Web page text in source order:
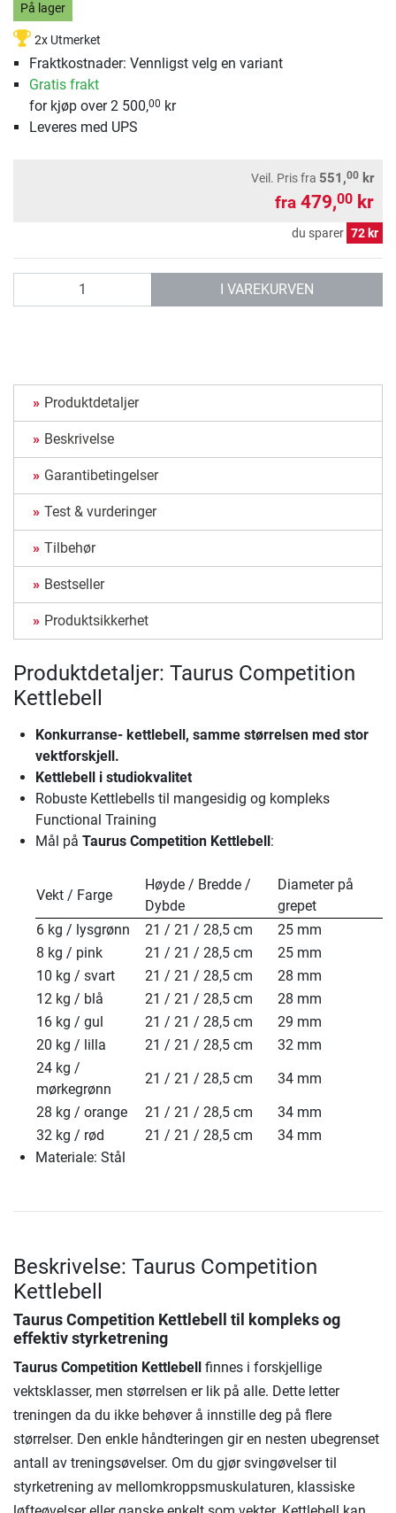
På lager
2x Utmerket
Fraktkostnader: Vennligst velg en variant
Gratis frakt
for kjøp over 2 500,00 kr
Leveres med UPS
Veil. Prisfra 551,00 kr
fra 479,00 kr
du sparer 72 kr
I VAREKURVEN
Produktdetaljer
Beskrivelse
Garantibetingelser
Test & vurderinger
Tilbehør
Bestseller
Produktsikkerhet
Produktdetaljer: Taurus Competition
Kettlebell
Konkurranse- kettlebell, samme størrelsen med stor
vektforskjell.
Kettlebell i studiokvalitet
Robuste Kettlebells til mangesidig og kompleks
Functional Training
Mål på Taurus Competition Kettlebell:
Vekt / Farge
Høyde / Bredde /
Dybde
Diameter på
grepet
6 kg / lysgrønn
21 / 21 / 28,5 cm
25 mm
8 kg / pink
21 / 21 / 28,5 cm
25 mm
10 kg / svart
21 / 21 / 28,5 cm
28 mm
12 kg / blå
21 / 21 / 28,5 cm
28 mm
16 kg / gul
21 / 21 / 28,5 cm
29 mm
20 kg / lilla
21 / 21 / 28,5 cm
32 mm
24 kg /
mørkegrønn
21 / 21 / 28,5 cm
34 mm
28 kg / orange
21 / 21 / 28,5 cm
34 mm
32 kg / rød
21 / 21 / 28,5 cm
34 mm
Materiale: Stål
Beskrivelse: Taurus Competition
Kettlebell
Taurus Competition Kettlebell
til kompleks og
effektiv styrketrening
Taurus Competition Kettlebell finnes i forskjellige
vektsklasser, men størrelsen er lik på alle. Dette letter
treningen da du ikke behøver å innstille deg på flere
størrelser. Den enkle håndteringen gir en nesten ubegrenset
antall av treningsøvelser. Om du gjør svingøvelser til
styrketrening av mellomkroppsmuskulaturen, klassiske